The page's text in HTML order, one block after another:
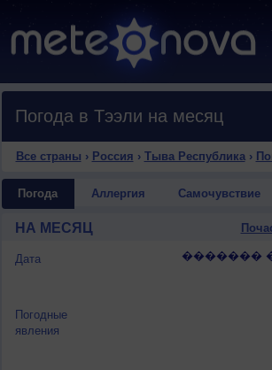
Погода в Тээли на месяц
Все страны › Россия › Тыва Республика›
Погода Аллергия Самочувствие
НА МЕСЯЦ
Дата
Погодные
явления
�������